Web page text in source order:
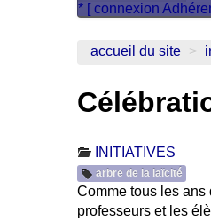
* [ connexion
accueil du site >
INITIATIVES
arbre de la laïcité
Comme tous les
professeurs et les